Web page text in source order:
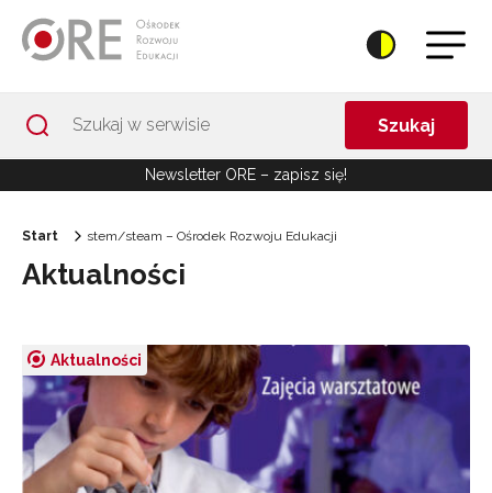
Szukaj
Newsletter ORE – zapisz się!
Start stem/steam – Ośrodek Rozwoju Edukacji
Aktualności
Aktualności